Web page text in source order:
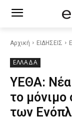
Αρχική ΕΙΔΗΣΕΙΣ
ΕΛΛΑΔΑ
YEΘΑ: Νέα
το
των